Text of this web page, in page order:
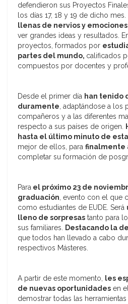
defendieron sus Proyectos
los días 17, 18 y 19 de dicho mes.
llenas de nervios y emociones
ver grandes ideas y resultados.
proyectos, formados por
partes del mundo, calificados
compuestos por docentes y
Desde el primer día han tenido
duramente, adaptándose a los
compañeros y a las diferentes
respecto a sus países de origen.
hasta el último minuto de
mejor de ellos, para finalmente
completar su formación de
Para el próximo 23 de
graduación, evento con el que
como estudiantes de EUDE. Será
lleno de sorpresas tanto para
sus familiares. Destacando la
que todos han llevado a cabo
respectivos Másteres.
A partir de este momento, les
de nuevas oportunidades en
demostrar todas las